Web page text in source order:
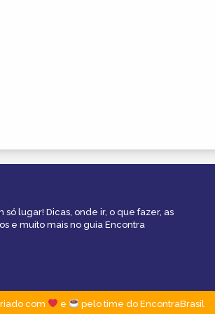
lugar! Dicas, onde ir, o que fazer, as
e muito mais no guia Encontra
com e pelo time do EncontraBrasil